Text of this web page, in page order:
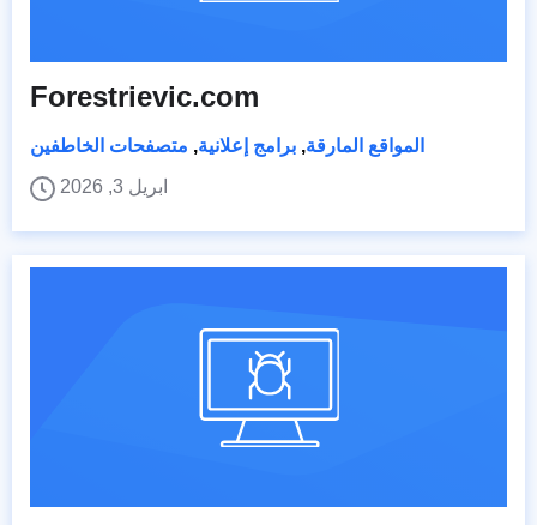
Forestrievic.com
المواقع المارقة, برامج إعلانية, متصفحات الخاطفين
ابريل 3, 2026